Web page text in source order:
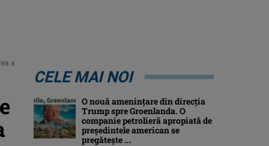
a
CELE MAI NOI
O nouă amenințare din direcția
Trump spre Groenlanda. O
companie petrolieră apropiată de
președintele american se
pregătește ...